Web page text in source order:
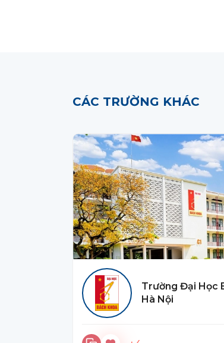
CÁC TRƯỜNG KHÁC
Trường Đại Học
Hà Nội